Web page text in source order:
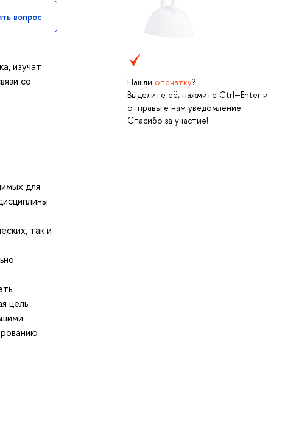
Нашли опечатку?
Выделите её, нажмите Ctrl+Enter и
отправьте нам уведомление.
Спасибо за участие!
вопрос
изучат
со
для
так и
цель